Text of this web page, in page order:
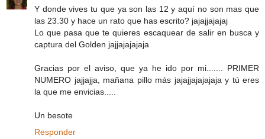
Y donde vives tu que ya son las 12 y aquí no son mas que
las 23.30 y hace un rato que has escrito? jajajjajajaj
Lo que pasa que te quieres escaquear de salir en busca y
captura del Golden jajjajajajaja
Gracias por el aviso, que ya he ido por mi....... PRIMER
NUMERO jajjajja, mañana pillo más jajajjajajajaja y tú eres
la que me envicias.....
Un besote
Responder